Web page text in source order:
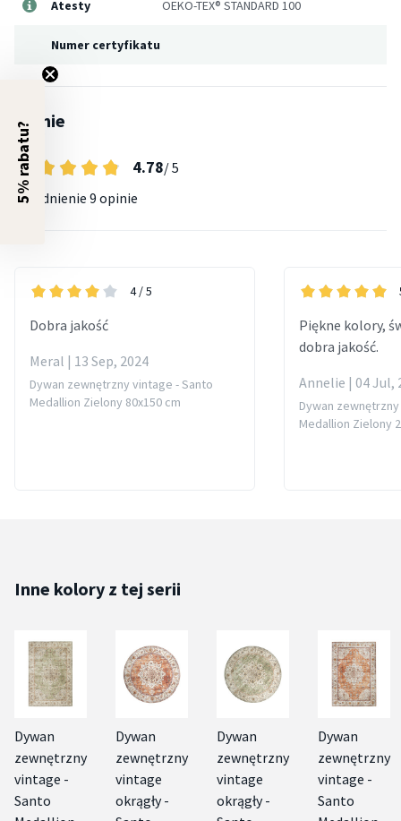
Atesty OEKO-TEX® STANDARD 100
Numer certyfikatu
Opinie
4.78/ 5
Uśrednienie 9 opinie
4 / 5
Dobra jakość
Meral | 13 Sep, 2024
Dywan zewnętrzny vintage - Santo
Medallion Zielony 80x150 cm
Piękne kolory,
dobra jakość.
Annelie | 04 Jul,
Dywan
Medallion Zielony
Inne kolory z tej serii
Dywan
zewnętrzny
vintage -
Santo
Dywan
zewnętrzny
vintage
okrągły -
Dywan
zewnętrzny
vintage
okrągły -
Dywan
zewnętrzny
vintage -
Santo
5% rabatu?